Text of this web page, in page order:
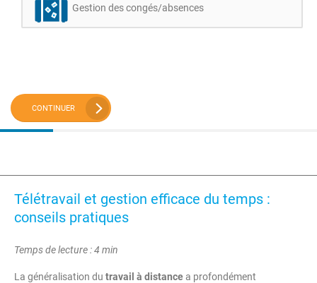
Gestion des congés/absences
CONTINUER
Télétravail et gestion efficace du temps :
conseils pratiques
Temps de lecture : 4 min
La généralisation du travail à distancea profondément